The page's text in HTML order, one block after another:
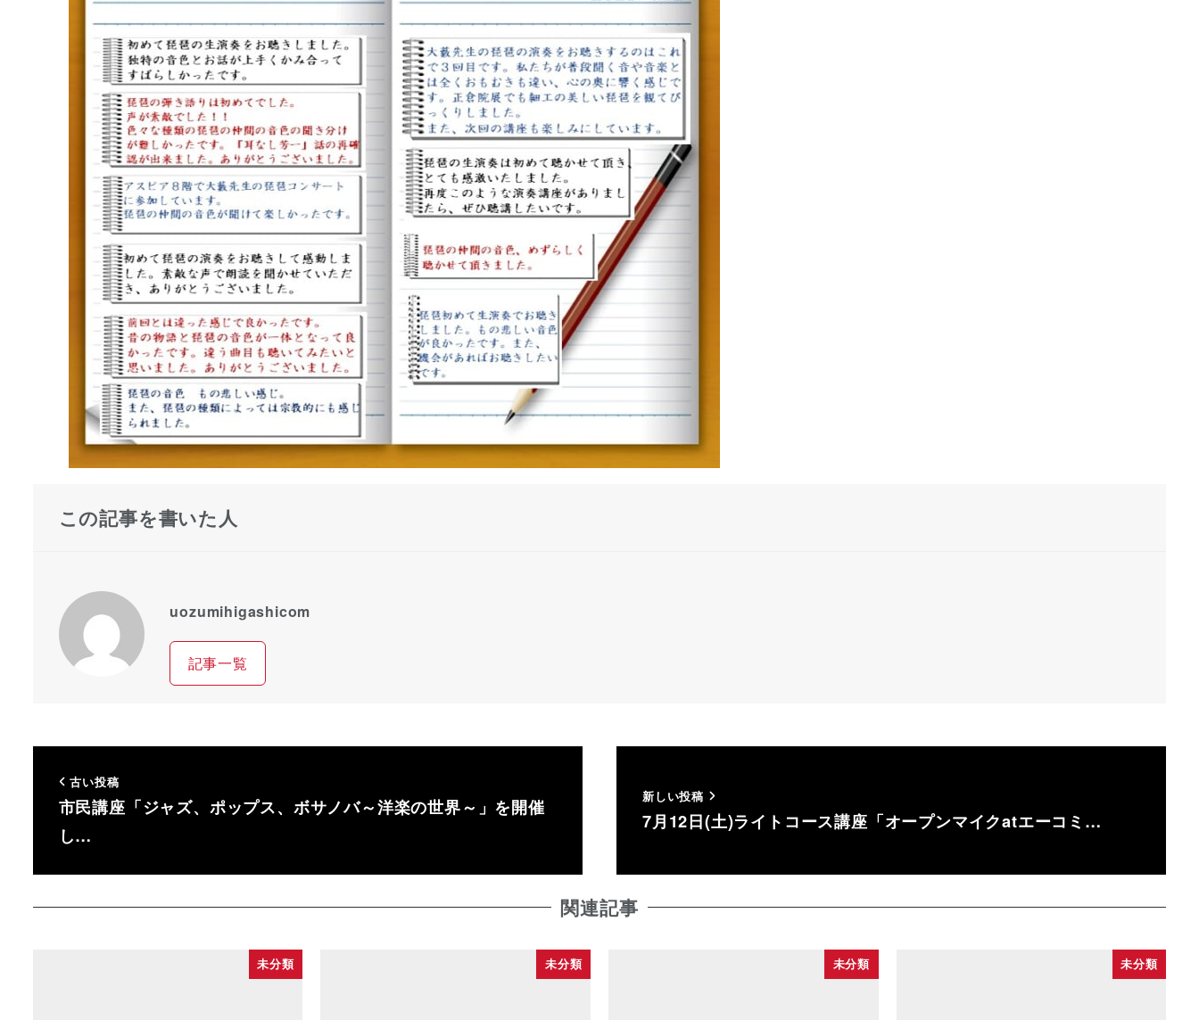
この記事を書いた人
uozumihigashicom
記事一覧
古い投稿
市民講座「ジャズ、ポップス、ボサノバ～洋楽の世界～」を開催
し…
新しい投稿
7月12日(土)ライトコース講座「オープンマイクatエーコミ…
関連記事
未分類 未分類 未分類 未分類